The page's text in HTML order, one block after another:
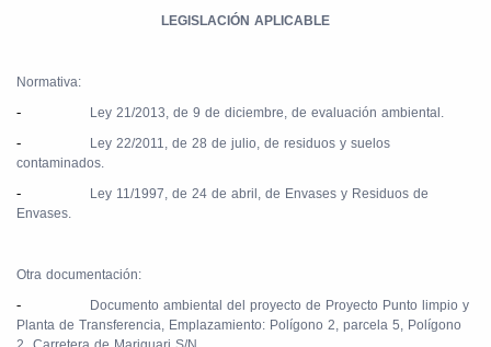
LEGISLACIÓN APLICABLE
Normativa:
- Ley 21/2013, de 9 de diciembre, de evaluación ambiental.
-
Ley 22/2011, de 28 de julio, de residuos y suelos
contaminados.
-
Ley 11/1997, de 24 de abril, de Envases y Residuos de
Envases.
Otra documentación:
-
Documento ambiental del proyecto de Proyecto Punto limpio y
Planta de Transferencia, Emplazamiento: Polígono 2, parcela 5, Polígono